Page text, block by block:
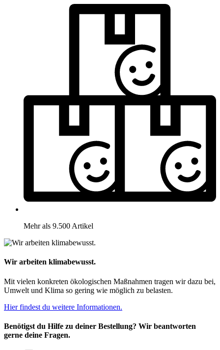
Mehr als 9.500 Artikel
Wir arbeiten klimabewusst.
Mit vielen konkreten ökologischen Maßnahmen tragen wir dazu bei,
Umwelt und Klima so gering wie möglich zu belasten.
Hier findest du weitere Informationen.
Benötigst du Hilfe zu deiner Bestellung? Wir beantworten
gerne deine Fragen.